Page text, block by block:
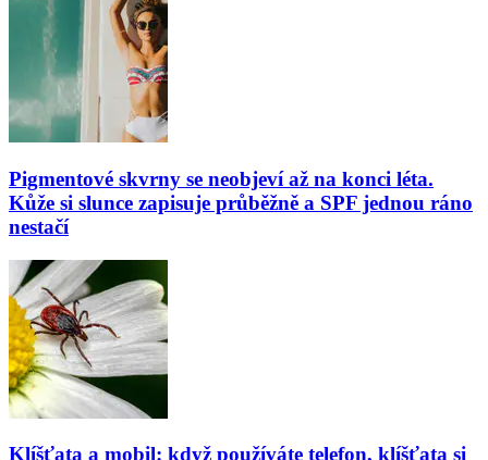
Pigmentové skvrny se neobjeví až na konci léta.
Kůže si slunce zapisuje průběžně a SPF jednou ráno
nestačí
Klíšťata a mobil: když používáte telefon, klíšťata si